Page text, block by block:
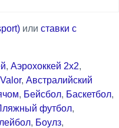
или ставки с
, Аэрохоккей 2x2,
, Австралийский
, Бейсбол, Баскетбол,
футбол,
, Боулз,